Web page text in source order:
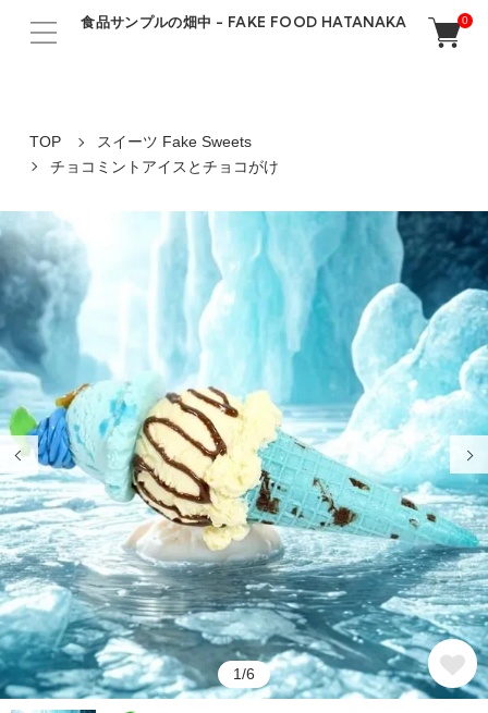
食品サンプルの畑中 - FAKE FOOD HATANAKA 0
TOP
スイーツ Fake Sweets
チョコミントアイスとチョコがけ
1/6